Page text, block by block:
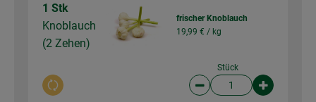
1 Stk
Knoblauch
(2 Zehen)
Auswahl ändern
frischer Knoblauch
19,99 € / kg
Stück
Artikelanzahl